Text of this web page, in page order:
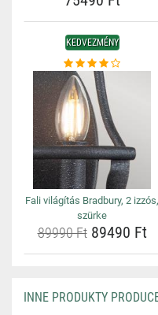
KEDVEZMÉNY
Fali világítás Bradbury, 2 izzós,
szürke
89990 Ft89490 Ft
INNE PRODUKTY